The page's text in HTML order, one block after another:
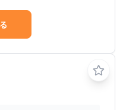
営可能な次世代型フ
収益が可能なビジネ
店舗がOPENし、更
、今注目の成長フラ
換や事業再編が容易